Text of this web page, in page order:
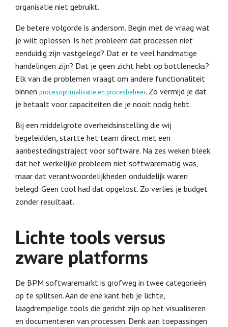
organisatie niet gebruikt.
De betere volgorde is andersom. Begin met de vraag wat
je wilt oplossen. Is het probleem dat processen niet
eenduidig zijn vastgelegd? Dat er te veel handmatige
handelingen zijn? Dat je geen zicht hebt op bottlenecks?
Elk van die problemen vraagt om andere functionaliteit
binnen procesoptimalisatie en procesbeheer. Zo vermijd je dat
je betaalt voor capaciteiten die je nooit nodig hebt.
Bij een middelgrote overheidsinstelling die wij
begeleidden, startte het team direct met een
aanbestedingstraject voor software. Na zes weken bleek
dat het werkelijke probleem niet softwarematig was,
maar dat verantwoordelijkheden onduidelijk waren
belegd. Geen tool had dat opgelost. Zo verlies je budget
zonder resultaat.
Lichte tools versus
zware platforms
De BPM softwaremarkt is grofweg in twee categorieën
op te splitsen. Aan de ene kant heb je lichte,
laagdrempelige tools die gericht zijn op het visualiseren
en documenteren van processen. Denk aan toepassingen